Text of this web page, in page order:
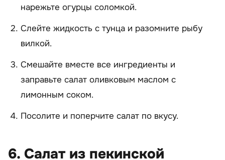
нарежьте огурцы соломкой.
Слейте жидкость с тунца и разомните рыбу
вилкой.
Смешайте вместе все ингредиенты и
заправьте салат оливковым маслом с
лимонным соком.
Посолите и поперчите салат по вкусу.
6. Салат из пекинской